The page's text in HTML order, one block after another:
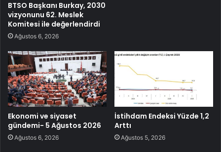
BTSO Başkanı Burkay, 2030
vizyonunu 62. Meslek
Komitesi ile değerlendirdi
Ağustos 6, 2026
Ekonomi ve siyaset
gündemi- 5 Ağustos 2026
Ağustos 6, 2026
İstihdam Endeksi Yüzde 1,2
Arttı
Ağustos 5, 2026